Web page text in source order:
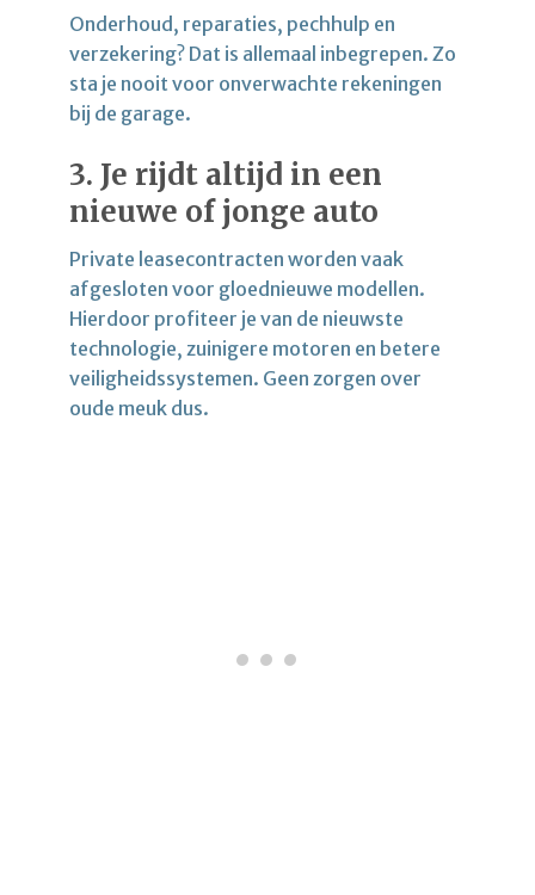
Onderhoud, reparaties, pechhulp en
verzekering? Dat is allemaal inbegrepen. Zo
sta je nooit voor onverwachte rekeningen
bij de garage.
3. Je rijdt altijd in een
nieuwe of jonge auto
Private leasecontracten worden vaak
afgesloten voor gloednieuwe modellen.
Hierdoor profiteer je van de nieuwste
technologie, zuinigere motoren en betere
veiligheidssystemen. Geen zorgen over
oude meuk dus.